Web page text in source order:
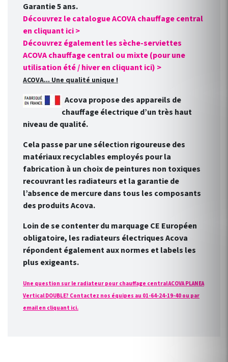
Garantie 5 ans.
Découvrez le catalogue ACOVA chauffage central
en cliquant ici >
Découvrez également les sèche-serviettes
ACOVA chauffage central ou mixte (pour une
utilisation été / hiver en cliquant ici) >
ACOVA... Une qualité unique !
Acova propose des appareils de
chauffage électrique d’un très haut
niveau de qualité.
Cela passe par une sélection rigoureuse des
matériaux recyclables employés pour la
fabrication à un choix de peintures non toxiques
recouvrant les radiateurs et la garantie de
l’absence de mercure dans tous les composants
des produits Acova.
Loin de se contenter du marquage CE Européen
obligatoire, les radiateurs électriques Acova
répondent également aux normes et labels les
plus exigeants.
Une question sur le radiateur pour chauffage central ACOVA PLANEA
Vertical DOUBLE? Contactez nos équipes au 01-64-24-19-40 ou par
email en cliquant ici.